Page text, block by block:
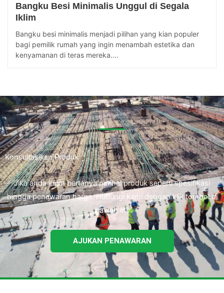
Bangku Besi Minimalis Unggul di Segala
Iklim
Bangku besi minimalis menjadi pilihan yang kian populer
bagi pemilik rumah yang ingin menambah estetika dan
kenyamanan di teras mereka....
Konsultasikan Produk
Jika anda ingin bertanya perihal produk seperti spesifikasi
hingga penawaran harga. Hubungi kami dengan klik tombol di
bawah ini.
AJUKAN PENAWARAN